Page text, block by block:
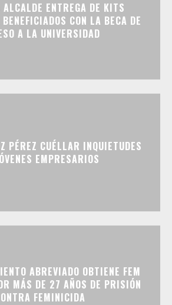
ALCALDE ENTREGA DE KITS
CON LA BECA DE
A LA UNIVERSIDAD
PÉREZ CUÉLLAR INQUIETUDES
EMPRESARIOS
ABREVIADO OBTIENE FEM
MÁS DE 27 AÑOS DE PRISIÓN
FEMINICIDA